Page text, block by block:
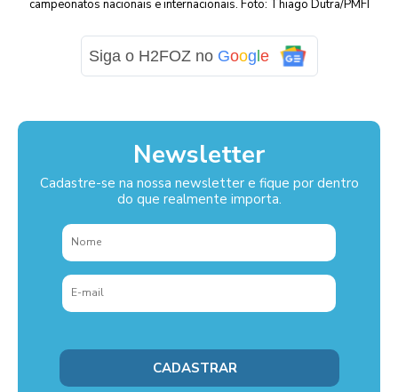
campeonatos nacionais e internacionais. Foto: Thiago Dutra/PMFI
Siga o H2FOZ no Goog e
Newsletter
Cadastre-se na nossa newsletter e fique por dentro
do que realmente importa.